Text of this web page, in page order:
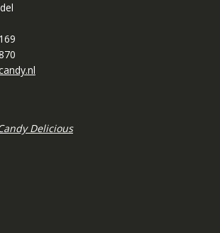
Delicious